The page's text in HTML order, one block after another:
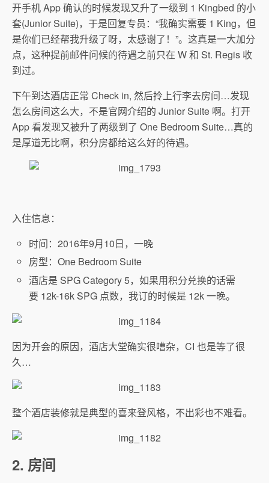
开手机 App 确认的时候发现又升了一级到 1 Kingbed 的小
套(Junior Suite)，于是回复专员：“我确实需要 1 King，但
是你们已经帮我升级了呀，太感谢了！”。这真是一大加分
点，这种提前邮件问候的待遇之前只在 W 和 St. Regis 收
到过。
下午到达酒店正常 Check in, 然后拎上行李去房间…发现
怎么房间这么大，不是官网介绍的 Junior Suite 啊。打开
App 看发现又被升了两级到了 One Bedroom Suite…真的
是厚道无比啊，积分房都给这么好的待遇。
入住信息：
时间：2016年9月10日，一晚
房型：One Bedroom Suite
酒店是 SPG Category 5，如果用积分兑换的话需
要 12k-16k SPG 点数，我订的时候是 12k 一晚。
因为开会的原因，酒店大堂确实很嘈杂，CI 也是等了很
久…
整个酒店装修就是典型的喜来登风格，不出彩也不难看。
2. 房间